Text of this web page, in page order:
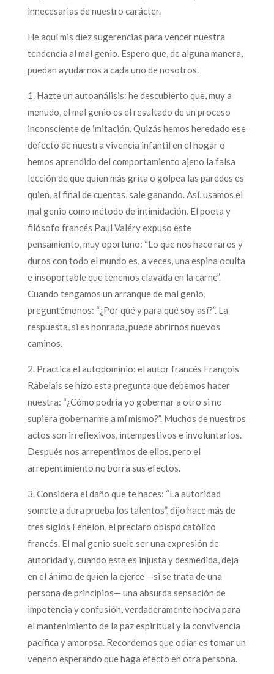
innecesarias de nuestro carácter.
He aquí mis diez sugerencias para vencer nuestra
tendencia al mal genio. Espero que, de alguna manera,
puedan ayudarnos a cada uno de nosotros.
1. Hazte un autoanálisis: he descubierto que, muy a
menudo, el mal genio es el resultado de un proceso
inconsciente de imitación. Quizás hemos heredado ese
defecto de nuestra vivencia infantil en el hogar o
hemos aprendido del comportamiento ajeno la falsa
lección de que quien más grita o golpea las paredes es
quien, al final de cuentas, sale ganando. Así, usamos el
mal genio como método de intimidación. El poeta y
filósofo francés Paul Valéry expuso este
pensamiento, muy oportuno: “Lo que nos hace raros y
duros con todo el mundo es, a veces, una espina oculta
e insoportable que tenemos clavada en la carne”.
Cuando tengamos un arranque de mal genio,
preguntémonos: “¿Por qué y para qué soy así?”. La
respuesta, si es honrada, puede abrirnos nuevos
caminos.
2. Practica el autodominio: el autor francés François
Rabelais se hizo esta pregunta que debemos hacer
nuestra: “¿Cómo podría yo gobernar a otro si no
supiera gobernarme a mí mismo?”. Muchos de nuestros
actos son irreflexivos, intempestivos e involuntarios.
Después nos arrepentimos de ellos, pero el
arrepentimiento no borra sus efectos.
3. Considera el daño que te haces: “La autoridad
somete a dura prueba los talentos”, dijo hace más de
tres siglos Fénelon, el preclaro obispo católico
francés. El mal genio suele ser una expresión de
autoridad y, cuando esta es injusta y desmedida, deja
en el ánimo de quien la ejerce —si se trata de una
persona de principios— una absurda sensación de
impotencia y confusión, verdaderamente nociva para
el mantenimiento de la paz espiritual y la convivencia
pacífica y amorosa. Recordemos que odiar es tomar un
veneno esperando que haga efecto en otra persona.